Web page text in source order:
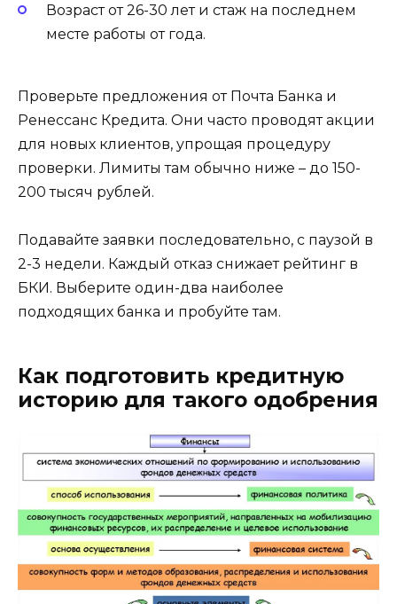
Возраст от 26-30 лет и стаж на последнем
месте работы от года.
Проверьте предложения от Почта Банка и
Ренессанс Кредита. Они часто проводят акции
для новых клиентов, упрощая процедуру
проверки. Лимиты там обычно ниже – до 150-
200 тысяч рублей.
Подавайте заявки последовательно, с паузой в
2-3 недели. Каждый отказ снижает рейтинг в
БКИ. Выберите один-два наиболее
подходящих банка и пробуйте там.
Как подготовить кредитную
историю для такого одобрения